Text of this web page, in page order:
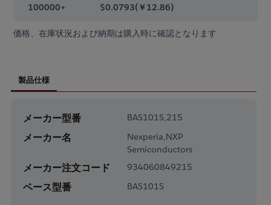
100000+ $0.0793(￥12.86)
価格、在庫状況および納期は購入時に確認となります
製品仕様
メーカー型番 BAS101S,215
メーカー名
Nexperia,NXP
Semiconductors
メーカー注文コード 934060849215
ベース型番 BAS101S